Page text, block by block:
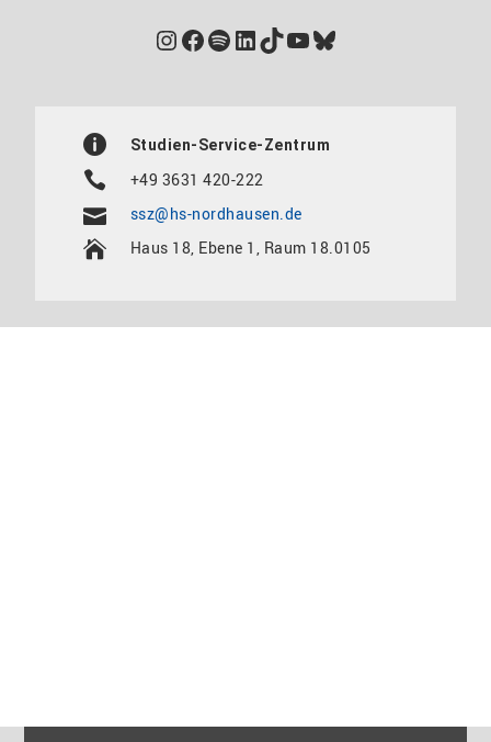
Instagram
Facebook
Spotify
LinkedIn
TikTok
YouTube
Bluesky
Studien-Service-Zentrum
+49 3631 420-222
ssz@hs-nordhausen.de
Haus 18, Ebene 1, Raum 18.0105